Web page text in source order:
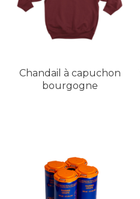
Chandail à capuchon
bourgogne